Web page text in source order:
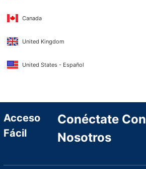
Canada
United Kingdom
United States - Español
Acceso
Fácil
Conéctate Con
Nosotros